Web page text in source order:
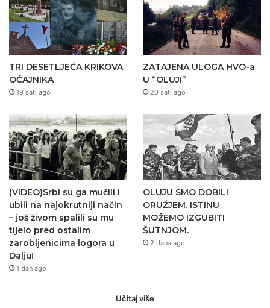
TRI DESETLJEĆA KRIKOVA
OČAJNIKA
19 sati ago
ZATAJENA ULOGA HVO-a
U “OLUJI”
20 sati ago
(VIDEO)Srbi su ga mučili i
ubili na najokrutniji način
– još živom spalili su mu
tijelo pred ostalim
zarobljenicima logora u
Dalju!
1 dan ago
OLUJU SMO DOBILI
ORUŽJEM. ISTINU
MOŽEMO IZGUBITI
ŠUTNJOM.
2 dana ago
Učitaj više